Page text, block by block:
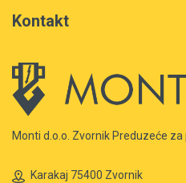
Kontakt
Monti d.o.o. Zvornik Preduzeće
Karakaj 75400 Zvornik